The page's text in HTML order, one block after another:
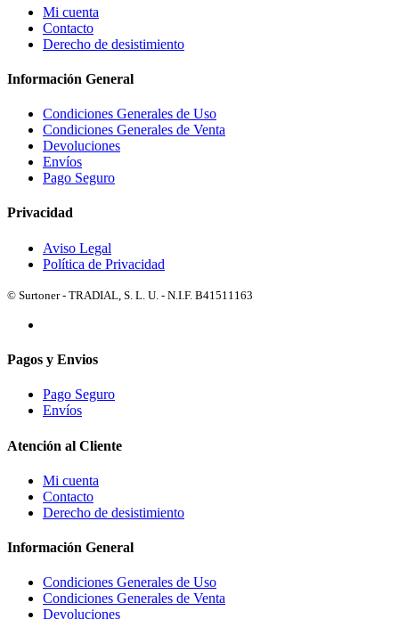
Mi cuenta
Contacto
Derecho de desistimiento
Información General
Condiciones Generales de Uso
Condiciones Generales de Venta
Devoluciones
Envíos
Pago Seguro
Privacidad
Aviso Legal
Política de Privacidad
© Surtoner - TRADIAL, S. L. U. - N.I.F. B41511163
Pagos y Envios
Pago Seguro
Envíos
Atención al Cliente
Mi cuenta
Contacto
Derecho de desistimiento
Información General
Condiciones Generales de Uso
Condiciones Generales de Venta
Devoluciones